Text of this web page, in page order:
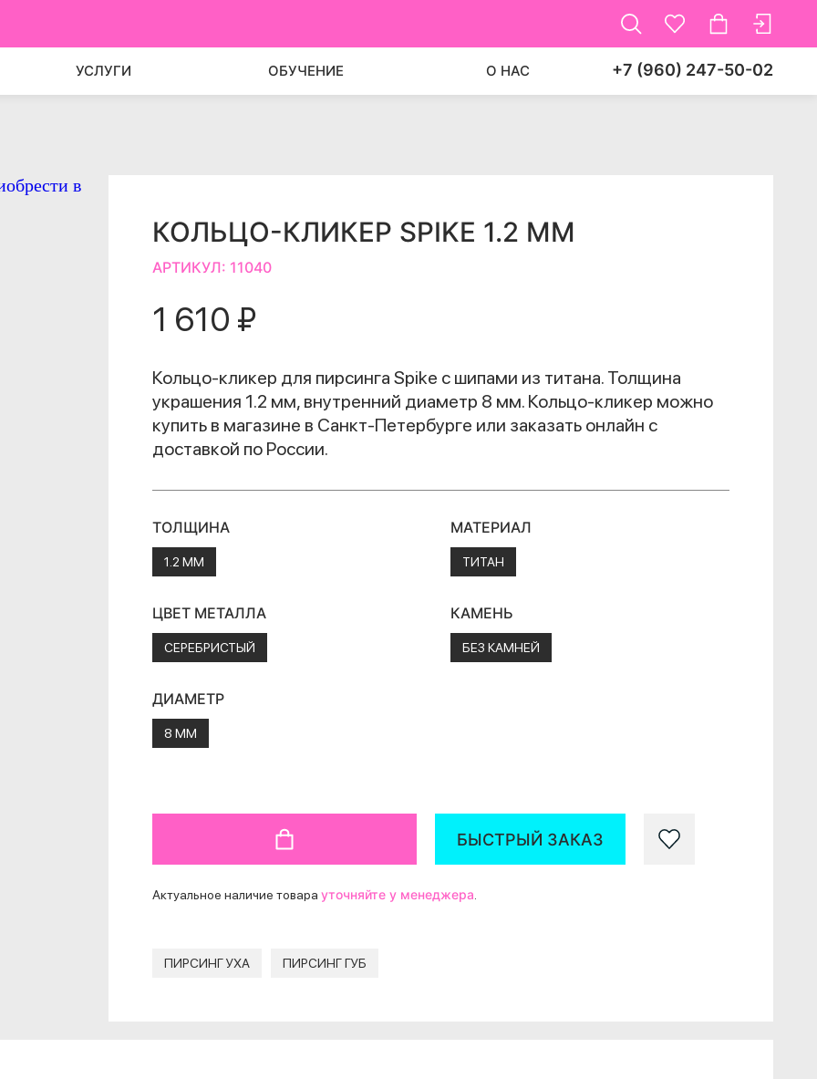
УСЛУГИ ОБУЧЕНИЕ О НАС +7 (960) 247-50-02
КОЛЬЦО-КЛИКЕР SPIKE 1.2 ММ
АРТИКУЛ: 11040
1 610 ₽
Кольцо-кликер для пирсинга Spike с шипами из титана. Толщина
украшения 1.2 мм, внутренний диаметр 8 мм. Кольцо-кликер можно
купить в магазине в Санкт-Петербурге или заказать онлайн с
доставкой по России.
ТОЛЩИНА
1.2 ММ
МАТЕРИАЛ
ТИТАН
ЦВЕТ МЕТАЛЛА
СЕРЕБРИСТЫЙ
КАМЕНЬ
БЕЗ КАМНЕЙ
ДИАМЕТР
8 ММ
ДОБАВИТЬ В КОРЗИНУ
БЫСТРЫЙ ЗАКАЗ
Актуальное наличие товарауточняйте у менеджера
ПИРСИНГ УХА ПИРСИНГ ГУБ